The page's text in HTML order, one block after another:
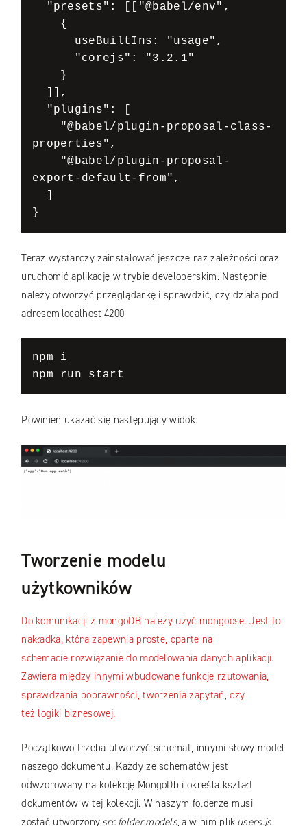
"presets": [["@babel/env",
{
useBuiltIns: "usage",
"corejs": "3.2.1"
}
]],
"plugins": [
"@babel/plugin-proposal-class-
properties",
"@babel/plugin-proposal-
export-default-from",
}
Teraz wystarczy zainstalować jeszcze raz zależności oraz
uruchomić aplikację w trybie developerskim. Następnie
należy otworzyć przeglądarkę i sprawdzić, czy działa pod
adresem localhost:4200:
npm i
npm run start
Powinien ukazać się następujący widok:
Tworzenie modelu
użytkowników
Do komunikacji z mongoDB należy użyć mongoose. Jest to
nakładka, która zapewnia proste, oparte na
schemacie rozwiązanie do modelowania danych aplikacji.
Zawiera między innymi wbudowane funkcje rzutowania,
sprawdzania poprawności, tworzenia zapytań, czy
też logiki biznesowej.
Początkowo trzeba utworzyć schemat, innymi słowy model
naszego dokumentu. Każdy ze schematów jest
odwzorowany na kolekcję MongoDb i określa kształt
dokumentów w tej kolekcji. W naszym folderze musi
zostać utworzony src folder models, a w nim plik users.js.